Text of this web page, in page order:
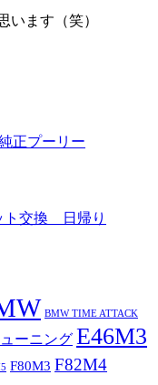
います（笑）
正プーリー
ト交換 日帰り
BMW TIME ATTACK
ーニング E46M3
F80M3 F82M4